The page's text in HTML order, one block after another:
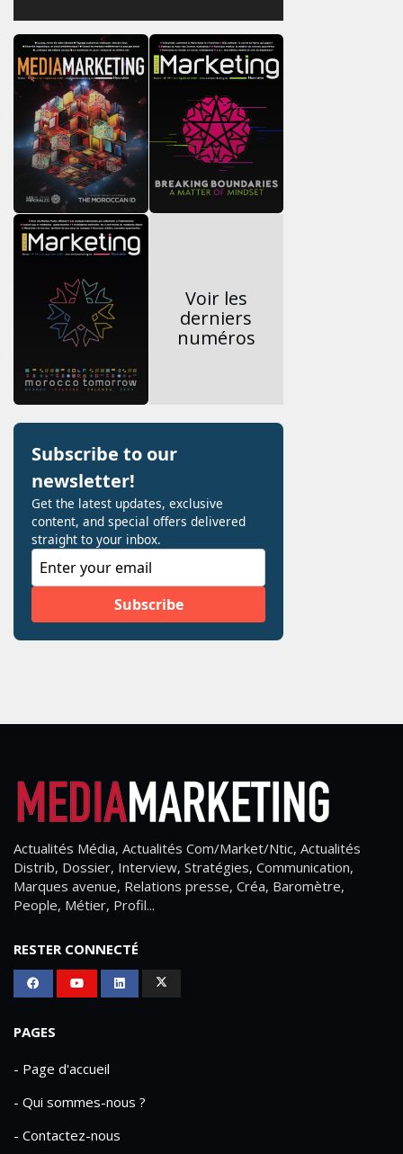
Voir les
derniers
numéros
Actualités Média, Actualités Com/Market/Ntic, Actualités
Distrib, Dossier, Interview, Stratégies, Communication,
Marques avenue, Relations presse, Créa, Baromètre,
People, Métier, Profil...
RESTER CONNECTÉ
PAGES
- Page d'accueil
- Qui sommes-nous ?
- Contactez-nous